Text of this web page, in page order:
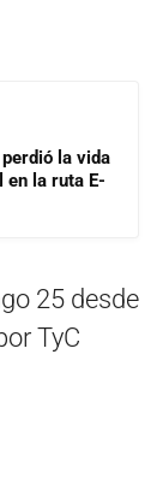
la vida
en la ruta E-
25 desde
TyC